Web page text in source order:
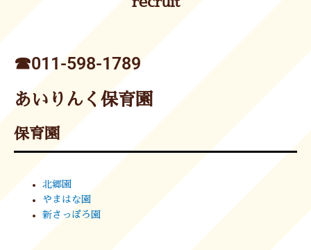
☎︎011-598-1789
あいりんく保育園
保育園
北郷園
やまはな園
新さっぽろ園